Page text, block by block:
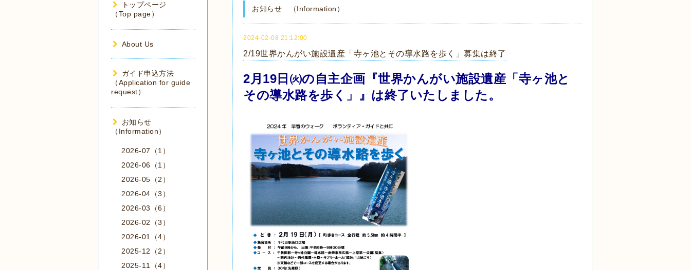
お知らせ （Information）
2024-02-08 21:12:00
2/19世界かんがい施設遺産「寺ヶ池とその導水路を歩く」募集は終了
2月19 日㈫の自主企画『世界かんがい施設遺産「寺ヶ池と
その導水路を歩く」』は終了いたしました。
トップページ
（Top page）
About Us
ガイド申込方法
（Application for guide
request）
お知らせ
（Information）
2026-07（1）
2026-06（1）
2026-05（2）
2026-04（3）
2026-03（6）
2026-02（3）
2026-01（4）
2025-12（2）
2025-11（4）